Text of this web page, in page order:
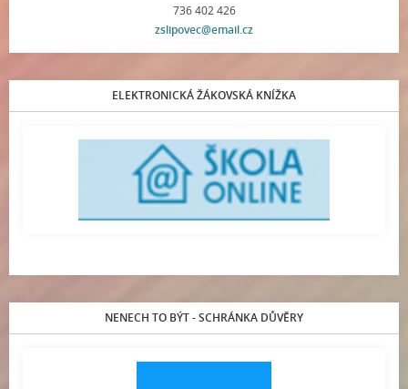
736 402 426
zslipovec@email.cz
ELEKTRONICKÁ ŽÁKOVSKÁ KNÍŽKA
NENECH TO BÝT - SCHRÁNKA DŮVĚRY